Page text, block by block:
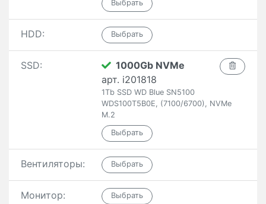
HDD:
SSD:
1000Gb NVMe
арт. i201818
1Tb SSD WD Blue SN5100
WDS100T5B0E, (7100/6700), NVMe
M.2
Вентиляторы:
Монитор: